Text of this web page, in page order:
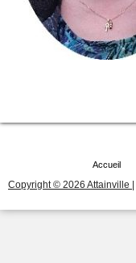
Accueil
Copyright © 2026 Attainville |